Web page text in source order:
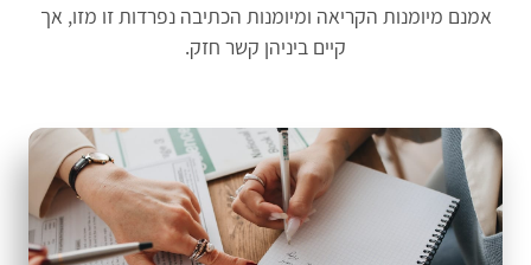
אמנם מיומנות הקריאה ומיומנות הכתיבה נפרדות זו מזו, אך
קיים ביניהן קשר חזק.